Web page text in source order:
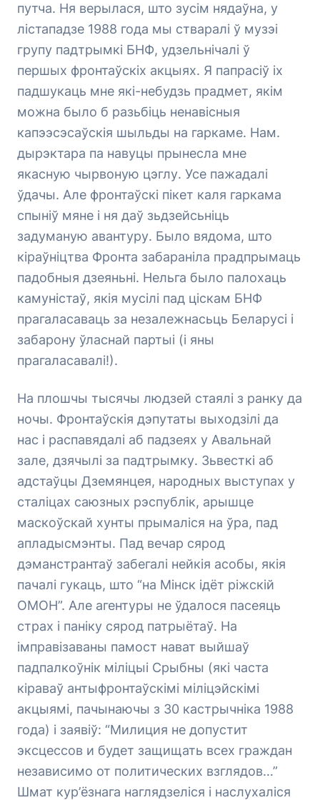
путча. Ня верылася, што зусім нядаўна, у
лістападзе 1988 года мы стваралі ў музэі
групу падтрымкі БНФ, удзельнічалі ў
першых фронтаўскіх акцыях. Я папрасіў іх
падшукаць мне які-небудзь прадмет, якім
можна было б разьбіць ненавісныя
капээсэсаўскія шыльды на гаркаме. Нам.
дырэктара па навуцы прынесла мне
якасную чырвоную цэглу. Усе пажадалі
ўдачы. Але фронтаўскі пікет каля гаркама
спыніў мяне і ня даў зьдзейсьніць
задуманую авантуру. Было вядома, што
кіраўніцтва Фронта забараніла прадпрымаць
падобныя дзеяньні. Нельга было палохаць
камуністаў, якія мусілі пад ціскам БНФ
прагаласаваць за незалежнасьць Беларусі і
забарону ўласнай партыі (і яны
прагаласавалі!).
На плошчы тысячы людзей стаялі з ранку да
ночы. Фронтаўскія дэпутаты выходзілі да
нас і распавядалі аб падзеях у Авальнай
зале, дзячылі за падтрымку. Зьвесткі аб
адстаўцы Дземянцея, народных выступах у
сталіцах саюзных рэспублік, арышце
маскоўскай хунты прымаліся на ўра, пад
апладысмэнты. Пад вечар сярод
дэманстрантаў забегалі нейкія асобы, якія
пачалі гукаць, што “на Мінск ідёт ріжскій
ОМОН”. Але агентуры не ўдалося пасеяць
страх і паніку сярод патрыётаў. На
імправізаваны памост нават выйшаў
падпалкоўнік міліцыі Срыбны (які часта
кіраваў антыфронтаўскімі міліцэйскімі
акцыямі, пачынаючы з 30 кастрычніка 1988
года) і заявіў: “Милиция не допустит
эксцессов и будет защищать всех граждан
независимо от политических взглядов…”
Шмат кур’ёзнага наглядзеліся і наслухаліся